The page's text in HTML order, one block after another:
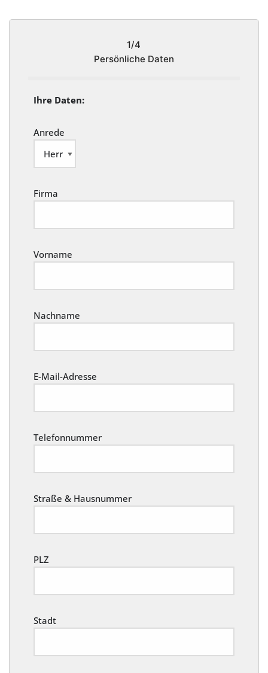
1/4
Persönliche Daten
Ihre Daten:
Anrede
Firma
Vorname
Nachname
E-Mail-Adresse
Telefonnummer
Straße & Hausnummer
PLZ
Stadt